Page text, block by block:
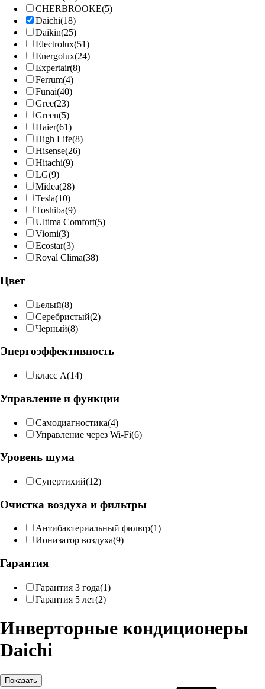
CHERBROOKE(5)
Daichi(18)
Daikin(25)
Electrolux(51)
Energolux(24)
Expertair(8)
Ferrum(4)
Funai(40)
Gree(23)
Grеen(5)
Haier(61)
High Life(8)
Hisense(26)
Hitachi(9)
LG(9)
Midea(28)
Tesla(10)
Toshiba(9)
Ultima Comfort(5)
Viomi(3)
Ecostar(3)
Royal Clima(38)
Цвет
Белый(8)
Серебристый(2)
Черный(8)
Энергоэффективность
класс A(14)
Управление и функции
Самодиагностика(4)
Управление через Wi-Fi(6)
Уровень шума
Супертихий(12)
Очистка воздуха и фильтры
Антибактериальный фильтр(1)
Ионизатор воздуха(9)
Гарантия
Гарантия 3 года(1)
Гарантия 5 лет(2)
Инверторные кондиционеры
Daichi
Показать